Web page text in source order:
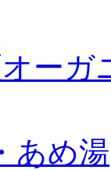
ーガ
あめ湯